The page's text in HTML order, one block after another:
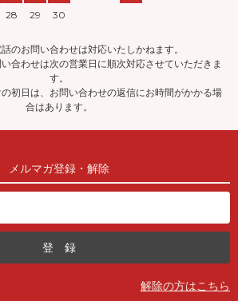
28 29 30
のお問い合わせは対応いたしかねます。
合わせは次の営業日に順次対応させていただきま
す。
の初日は、お問い合わせの返信にお時間がかかる場
合はあります。
メルマガ登録・解除
解除の方はこちら